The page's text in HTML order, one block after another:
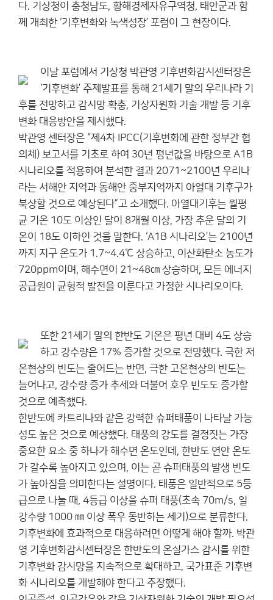
다. 기상청이 충청남도, 황해경제자유구역청, 태안군과 함
께 개최한 ‘기후변화와 녹색성장’ 포럼이 그 현장이다.
이날 포럼에서 기상청 박관영 기후변화감시센터장은
‘기후변화’ 주제발표를 통해 21세기 말의 우리나라 기
후를 전망하고 감시망 확충, 기상자원화 기술 개발 등 기후
변화 대응방안을 제시했다.
박관영 센터장은 “제4차 IPCC(기후변화에 관한 정부간 협
의체) 보고서를 기초로 하여 30년 평년값을 바탕으로 A1B
시나리오를 적용하여 분석한 결과 2071~2100년 우리나
라는 서해안 지역과 동해안 중부지역까지 아열대 기후구가
북상할 것으로 예상된다”고 소개했다. 아열대기후는 월평
균 기온 10도 이상인 달이 8개월 이상, 가장 추운 달의 기
온이 18도 이하인 것을 말한다. ‘A1B 시나리오’는 2100년
까지 지구 온도가 1.7~4.4℃ 상승하고, 이산화탄소 농도가
720ppm이며, 해수면이 21~48㎝ 상승하며, 모든 에너지
공급원이 균형적 발전을 이룬다고 가정한 시나리오이다.
또한 21세기 말의 한반도 기온은 평년 대비 4도 상승
하고 강수량은 17% 증가할 것으로 전망했다. 극한 저
온현상의 빈도는 줄어드는 반면, 극한 고온현상의 빈도는
늘어나고, 강수량 증가 추세와 더불어 호우 빈도도 증가할
것으로 예측했다.
한반도에 카트리나와 같은 강력한 슈퍼태풍이 나타날 가능
성도 높은 것으로 예상했다. 태풍의 강도를 결정짓는 가장
중요한 요소 중 하나가 해수면 온도인데, 한반도 연안 온도
가 갈수록 높아지고 있으며, 이는 곧 슈퍼태풍의 발생 빈도
가 높아짐을 의미한다는 설명이다. 태풍은 일반적으로 5등
급으로 나눌 때, 4등급 이상을 슈퍼 태풍(초속 70m/s, 일
강수량 1000 ㎜ 이상 폭우 동반하는 세기)으로 분류한다.
기후변화에 효과적으로 대응하려면 어떻게 해야 할까. 박관
영 기후변화감시센터장은 한반도의 온실가스 감시를 위한
기후변화 감시망을 지속적으로 확대하고, 국가표준 기후변
화 시나리오를 개발해야 한다고 주장했다.